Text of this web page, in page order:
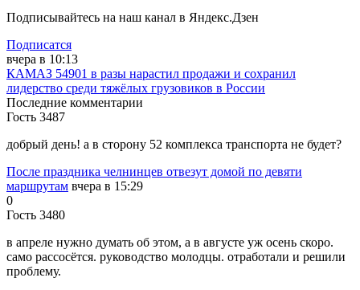
Подписывайтесь на наш канал в Яндекс.Дзен
Подписатся
вчера в 10:13
КАМАЗ 54901 в разы нарастил продажи и сохранил
лидерство среди тяжёлых грузовиков в России
Последние комментарии
Гость 3487
добрый день! а в сторону 52 комплекса транспорта не будет?
После праздника челнинцев отвезут домой по девяти
маршрутам вчера в 15:29
0
Гость 3480
в апреле нужно думать об этом, а в августе уж осень скоро.
само рассосётся. руководство молодцы. отработали и решили
проблему.